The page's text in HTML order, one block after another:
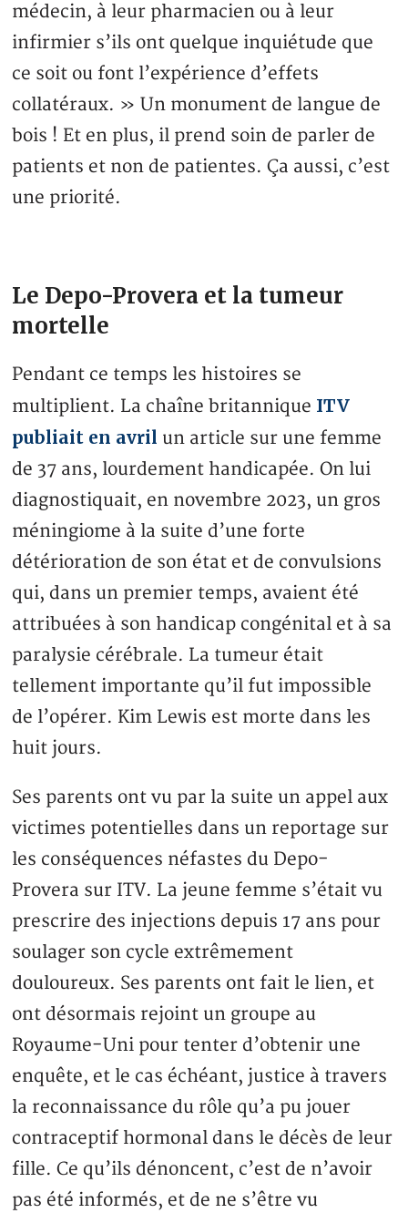
médecin, à leur pharmacien ou à leur
infirmier s’ils ont quelque inquiétude que
ce soit ou font l’expérience d’effets
collatéraux. » Un monument de langue de
bois ! Et en plus, il prend soin de parler de
patients et non de patientes. Ça aussi, c’est
une priorité.
Le Depo-Provera et la tumeur
mortelle
Pendant ce temps les histoires se
multiplient. La chaîne britannique ITV
publiait en avril un article sur une femme
de 37 ans, lourdement handicapée. On lui
diagnostiquait, en novembre 2023, un gros
méningiome à la suite d’une forte
détérioration de son état et de convulsions
qui, dans un premier temps, avaient été
attribuées à son handicap congénital et à sa
paralysie cérébrale. La tumeur était
tellement importante qu’il fut impossible
de l’opérer. Kim Lewis est morte dans les
huit jours.
Ses parents ont vu par la suite un appel aux
victimes potentielles dans un reportage sur
les conséquences néfastes du Depo-
Provera sur ITV. La jeune femme s’était vu
prescrire des injections depuis 17 ans pour
soulager son cycle extrêmement
douloureux. Ses parents ont fait le lien, et
ont désormais rejoint un groupe au
Royaume-Uni pour tenter d’obtenir une
enquête, et le cas échéant, justice à travers
la reconnaissance du rôle qu’a pu jouer
contraceptif hormonal dans le décès de leur
fille. Ce qu’ils dénoncent, c’est de n’avoir
pas été informés, et de ne s’être vu